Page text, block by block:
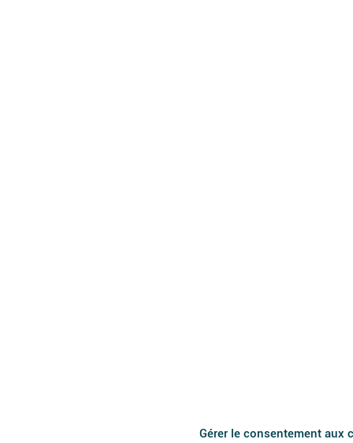
Gérer le consentement aux